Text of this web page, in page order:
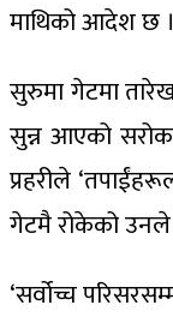
माथिको आदेश छ ।
सुरुमा गेटमा तारेख
सुन्न आएको
प्रहरीले
गेटमै रोकेको
‘सर्वोच्च